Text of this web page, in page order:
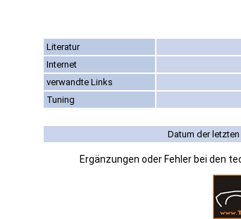
Literatur
Internet
verwandte Links
Tuning
Datum der
Ergänzungen oder Fehler bei den